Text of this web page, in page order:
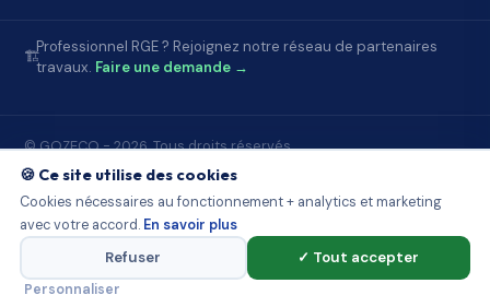
🏗️
Professionnel RGE ? Rejoignez notre réseau de partenaires
travaux. Faire une demande →
© GOZECO - 2026. Tous droits réservés.
Accueil FAQ À propos ContactMentions légales
Conditions d'utilisation Confidentialité
Sources publiquesDémarchage et loiObservatoire DPE
Potentiel bâtimentsObservatoire copropriétés
Conception et optimisation parWOXUP
🍪 Ce site utilise des cookies
Cookies nécessaires au fonctionnement + analytics et marketing
avec votre accord. En savoir plus
Refuser
✓ Tout accepter
Personnaliser